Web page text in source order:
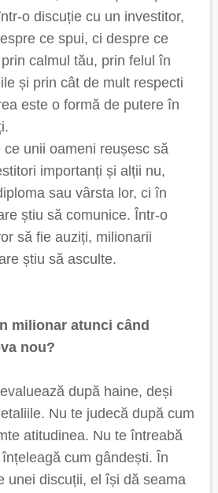
o discuție cu un investitor,
ce spui, ci despre ce
calmul tău, prin felul în
și prin cât de mult respecti
este o formă de putere în
unii oameni reușesc să
importanți și alții nu,
sau vârsta lor, ci în
știu să comunice. Într-o
să fie auziți, milionarii
știu să asculte.
milionar atunci când
nou?
după haine, deși
Nu te judecă după cum
atitudinea. Nu te întreabă
cum gândești. În
unei discuții, el își dă seama